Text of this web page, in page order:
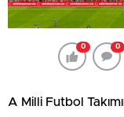
0 0
A Milli Futbol